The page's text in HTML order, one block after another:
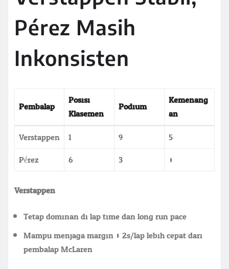
Pérez Masih
Inkonsisten
Pembalap
Posisi
Klasemen
Podium
Kemenang
an
Verstappen 1 9
5
Pérez
6 3 0
Verstappen:
Tetap dominan di lap time dan long run pace
Mampu menjaga margin 0.2s/lap lebih cepat dari
pembalap McLaren